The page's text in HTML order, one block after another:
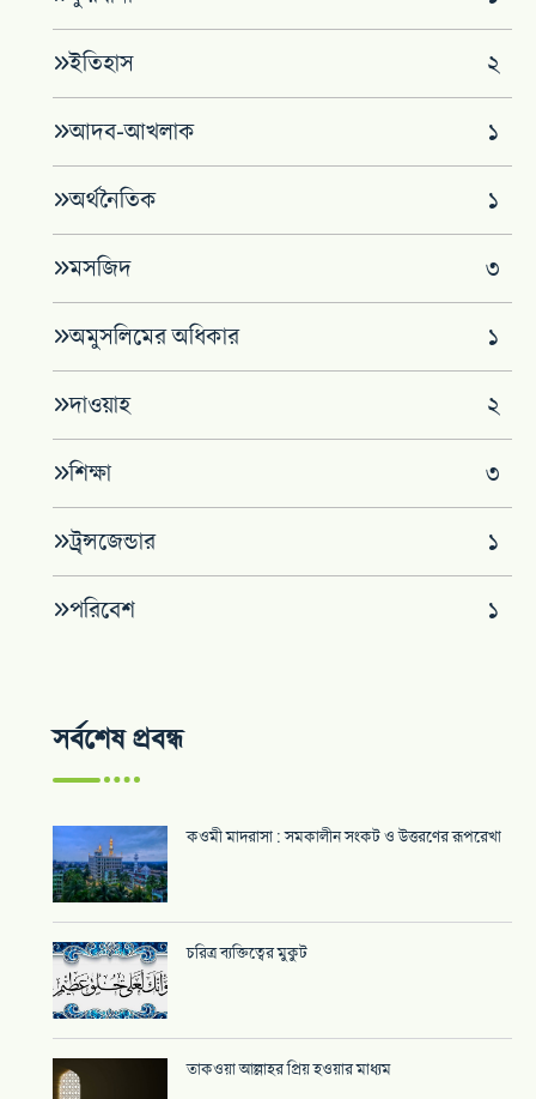
‌ইতিহাস ২
আদব-আখলাক ১
অর্থনৈতিক ১
মসজিদ ৩
অমুসলিমের অধিকার ১
দাওয়াহ ২
শিক্ষা ৩
ট্র্ন্সজেন্ডার ১
পরিবেশ ১
সর্বশেষ প্রবন্ধ
কওমী মাদরাসা : সমকালীন সংকট ও উত্তরণের রূপরেখা
চরিত্র ব্যক্তিত্বের মুকুট
তাকওয়া আল্লাহর প্রিয় হওয়ার মাধ্যম